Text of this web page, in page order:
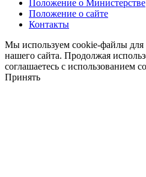
Положение о Министерстве
Положение о сайте
Контакты
Мы используем cookie-файлы для
нашего сайта. Продолжая
соглашаетесь с использованием
Принять